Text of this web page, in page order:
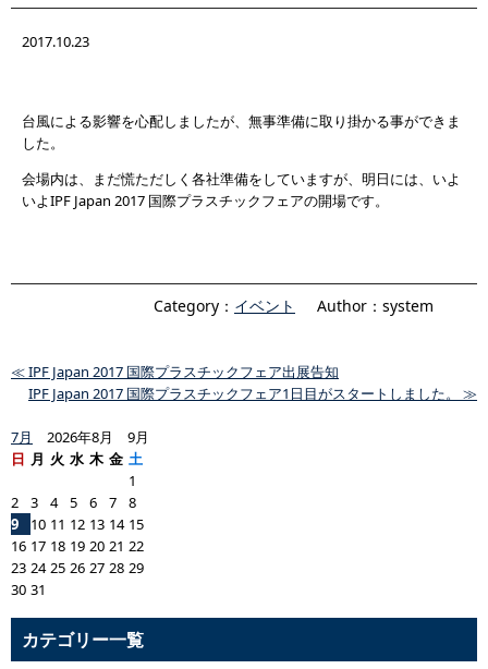
2017.10.23
台風による影響を心配しましたが、無事準備に取り掛かる事ができま
した。
会場内は、まだ慌ただしく各社準備をしていますが、明日には、いよ
いよIPF Japan 2017 国際プラスチックフェアの開場です。
Category： イベント Author：system
≪ IPF Japan 2017 国際プラスチックフェア出展告知
IPF Japan 2017 国際プラスチックフェア1日目がスタートしました。 ≫
7月
2026年8月 9月
日 月 火 水 木 金 土
1
2
3 4 5 6 7
8
9
10 11 12 13 14 15
16 17 18 19 20 21 22
23 24 25 26 27 28 29
30 31
カテゴリー一覧